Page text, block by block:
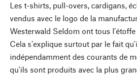
Les t-shirts, pull-overs, cardigans,
vendus avec le logo de la
Westerwald Seldom ont tous
Cela s'explique surtout par le fait
indépendamment des courants de
qu'ils sont produits avec la plus